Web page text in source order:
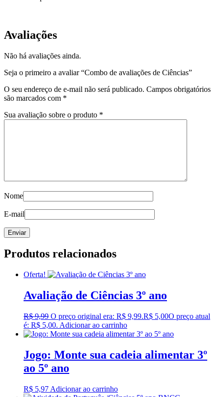
Avaliações
Não há avaliações ainda.
Seja o primeiro a avaliar “Combo de avaliações de Ciências”
O seu endereço de e-mail não será publicado. Campos obrigatórios
são marcados com *
Sua avaliação sobre o produto *
Nome
E-mail
Produtos relacionados
Oferta!
Avaliação de Ciências 3º ano
R$9,99 O preço original era: R$ 9,99.R$ 5,00O preço atual
é: R$ 5,00. Adicionar ao carrinho
Jogo: Monte sua cadeia alimentar 3º
ao 5º ano
R$ 5,97 Adicionar ao carrinho